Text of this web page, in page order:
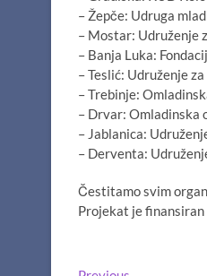
– Žepče: Udruga
– Mostar: Udruženje
– Banja Luka:
– Teslić: Udruženje
– Trebinje:
– Drvar: Omladinska
– Jablanica:
– Derventa:
Čestitamo svim
Projekat je